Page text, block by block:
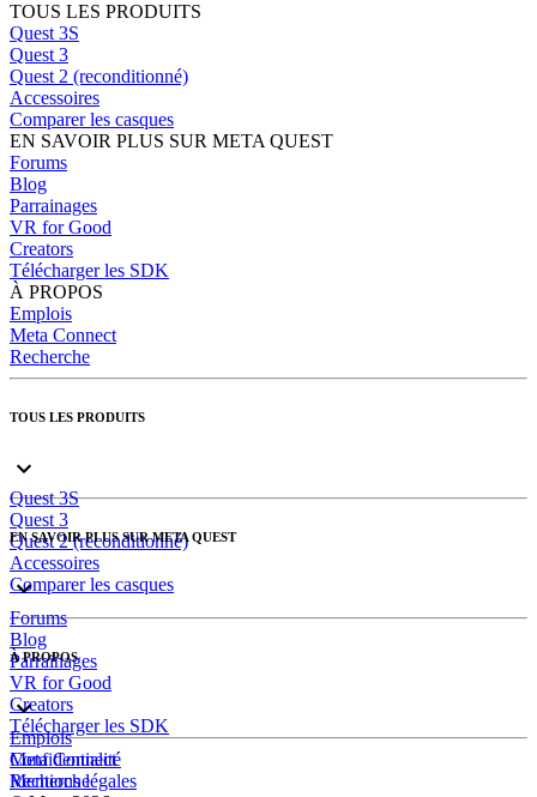
TOUS LES PRODUITS
Quest 3S
Quest 3
Quest 2 (reconditionné)
Accessoires
Comparer les casques
EN SAVOIR PLUS SUR META QUEST
Forums
Blog
Parrainages
VR for Good
Creators
Télécharger les SDK
À PROPOS
Emplois
Meta Connect
Recherche
TOUS LES PRODUITS
Quest 3S
Quest 3
Quest 2 (reconditionné)
Accessoires
Comparer les casques
EN SAVOIR PLUS SUR META QUEST
Forums
Blog
Parrainages
VR for Good
Creators
Télécharger les SDK
À PROPOS
Emplois
Meta Connect
Recherche
Confidentialité
Mentions légales